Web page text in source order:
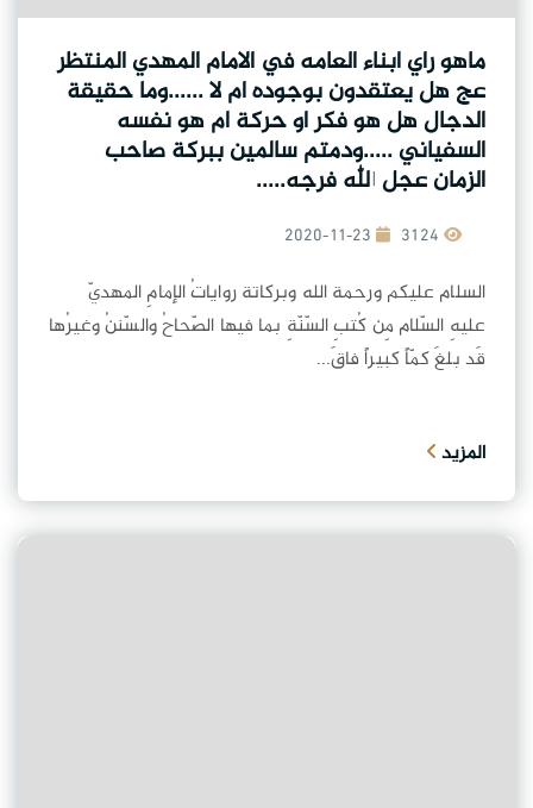
ماهو راي ابناء العامه في الامام المهدي المنتظر
عج هل يعتقدون بوجوده ام لا ......وما حقيقة
الدجال هل هو فكر او حركة ام هو نفسه
السفياني .....ودمتم سالمين ببركة صاحب
الزمان عجل الله فرجه.....
2020-11-23
السلام عليكم ورحمة الله وبركاتة رواياتُ الإمامِ المهديّ
عليهِ السّلام مِن كُتبِ السّنّةِ بما فيها الصّحاحُ والسّننُ وغيرُها
قَد بلغَ كمّاً كبيراً فاقَ...
المزيد